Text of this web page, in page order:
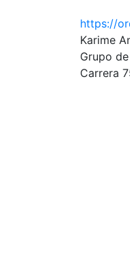
https://
Karime
Grupo
Carrera